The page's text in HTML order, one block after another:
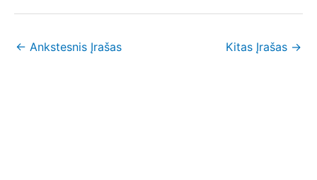
← Ankstesnis Įrašas Kitas Įrašas →